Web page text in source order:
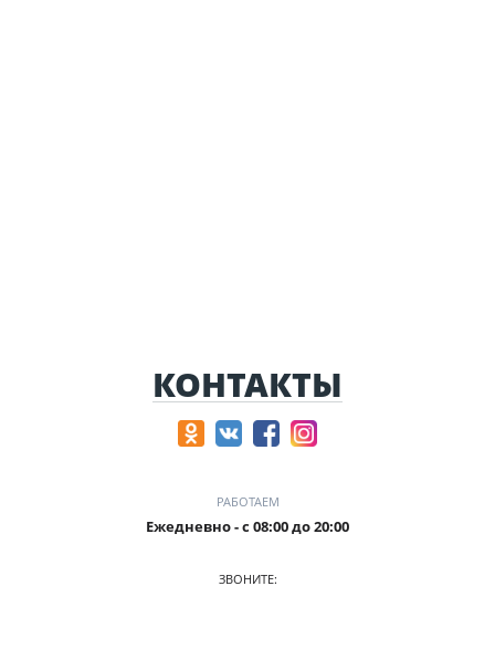
КОНТАКТЫ
РАБОТАЕМ
Ежедневно - с 08:00 до 20:00
ЗВОНИТЕ: